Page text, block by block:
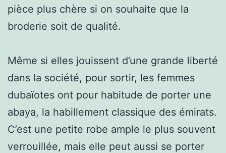
pièce plus chère si on souhaite que la
broderie soit de qualité.
Même si elles jouissent d’une grande liberté
dans la société, pour sortir, les femmes
dubaïotes ont pour habitude de porter une
abaya, la habillement classique des émirats.
C’est une petite robe ample le plus souvent
verrouillée, mais elle peut aussi se porter